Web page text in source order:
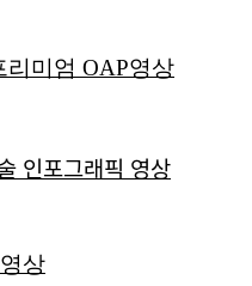
OAP영상
인포그래픽 영상
상